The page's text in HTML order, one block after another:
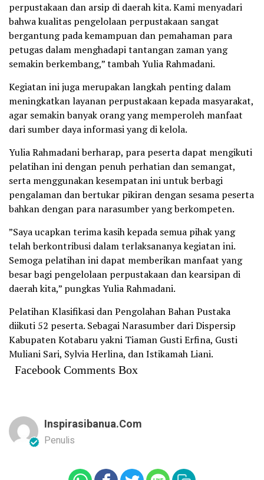
perpustakaan dan arsip di daerah kita. Kami menyadari
bahwa kualitas pengelolaan perpustakaan sangat
bergantung pada kemampuan dan pemahaman para
petugas dalam menghadapi tantangan zaman yang
semakin berkembang,” tambah Yulia Rahmadani.
Kegiatan ini juga merupakan langkah penting dalam
meningkatkan layanan perpustakaan kepada masyarakat,
agar semakin banyak orang yang memperoleh manfaat
dari sumber daya informasi yang di kelola.
Yulia Rahmadani berharap, para peserta dapat mengikuti
pelatihan ini dengan penuh perhatian dan semangat,
serta menggunakan kesempatan ini untuk berbagi
pengalaman dan bertukar pikiran dengan sesama peserta
bahkan dengan para narasumber yang berkompeten.
”Saya ucapkan terima kasih kepada semua pihak yang
telah berkontribusi dalam terlaksananya kegiatan ini.
Semoga pelatihan ini dapat memberikan manfaat yang
besar bagi pengelolaan perpustakaan dan kearsipan di
daerah kita,” pungkas Yulia Rahmadani.
Pelatihan Klasifikasi dan Pengolahan Bahan Pustaka
diikuti 52 peserta. Sebagai Narasumber dari Dispersip
Kabupaten Kotabaru yakni Tiaman Gusti Erfina, Gusti
Muliani Sari, Sylvia Herlina, dan Istikamah Liani.
Facebook Comments Box
Inspirasibanua.com
Penulis